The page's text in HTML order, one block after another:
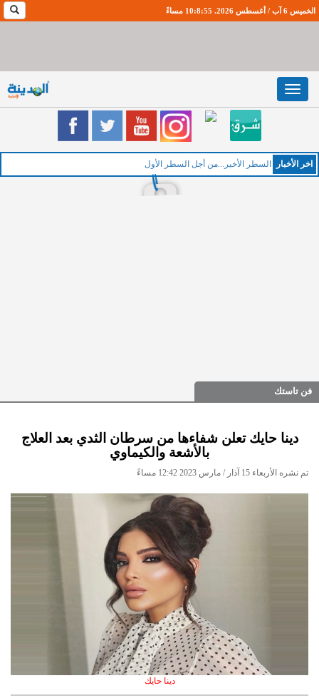
الخميس 6 آب / أغسطس 2026. 10:8:56 مساءً
Toggle
navigation
اخر اﻷخبار
فن تاستك
دينا حايك تعلن شفاءها من سرطان الثدي بعد العلاج
بالأشعة والكيماوي
تم نشره الأربعاء 15 آذار / مارس 2023 12:42 مساءً
دينا حايك